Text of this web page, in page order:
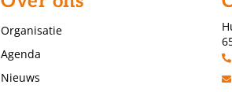
Organisatie
Agenda
Nieuws